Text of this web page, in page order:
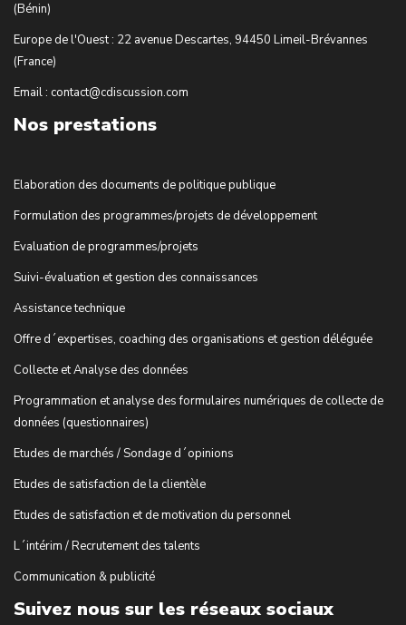
(Bénin)
Europe de l'Ouest : 22 avenue Descartes, 94450 Limeil-Brévannes
(France)
Email : contact@cdiscussion.com
Nos prestations
Elaboration des documents de politique publique
Formulation des programmes/projets de développement
Evaluation de programmes/projets
Suivi-évaluation et gestion des connaissances
Assistance technique
Offre d´expertises, coaching des organisations et gestion déléguée
Collecte et Analyse des données
Programmation et analyse des formulaires numériques de collecte de
données (questionnaires)
Etudes de marchés / Sondage d´opinions
Etudes de satisfaction de la clientèle
Etudes de satisfaction et de motivation du personnel
L´intérim / Recrutement des talents
Communication & publicité
Suivez nous sur les réseaux sociaux